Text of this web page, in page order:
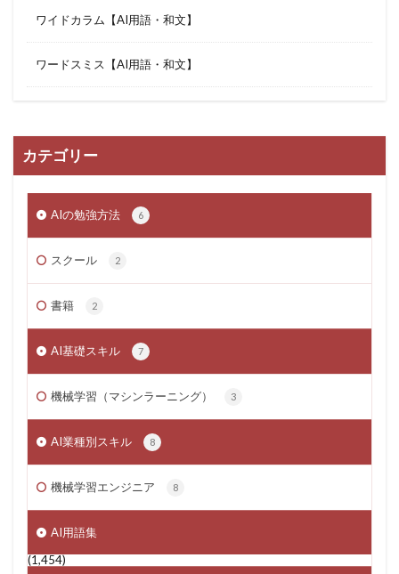
ワイドカラム【AI用語・和文】
ワードスミス【AI用語・和文】
カテゴリー
AIの勉強方法 6
スクール 2
書籍 2
AI基礎スキル 7
機械学習（マシンラーニング） 3
AI業種別スキル 8
機械学習エンジニア 8
AI用語集
(1,454)